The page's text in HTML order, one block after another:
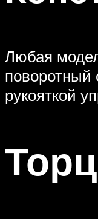
Любая
поворотный
рукояткой